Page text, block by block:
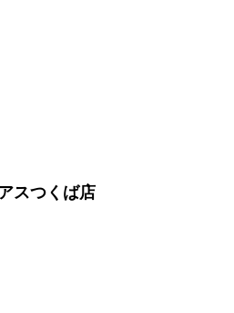
スつくば店